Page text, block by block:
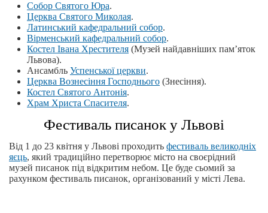
Собор Святого Юра.
Церква Святого Миколая.
Латинський кафедральний собор.
Вірменський кафедральний собор.
Костел Івана Хрестителя (Музей найдавніших пам’яток
Львова).
Ансамбль Успенської церкви.
Церква Вознесіння Господнього (Знесіння).
Костел Святого Антонія.
Храм Христа Спасителя.
Фестиваль писанок у Львові
Від 1 до 23 квітня у Львові проходить фестиваль великодніх
яєць, який традиційно перетворює місто на своєрідний
музей писанок під відкритим небом. Це буде сьомий за
рахунком фестиваль писанок, організований у місті Лева.